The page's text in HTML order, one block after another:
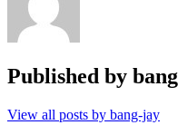
Published by
View all posts by bang-jay